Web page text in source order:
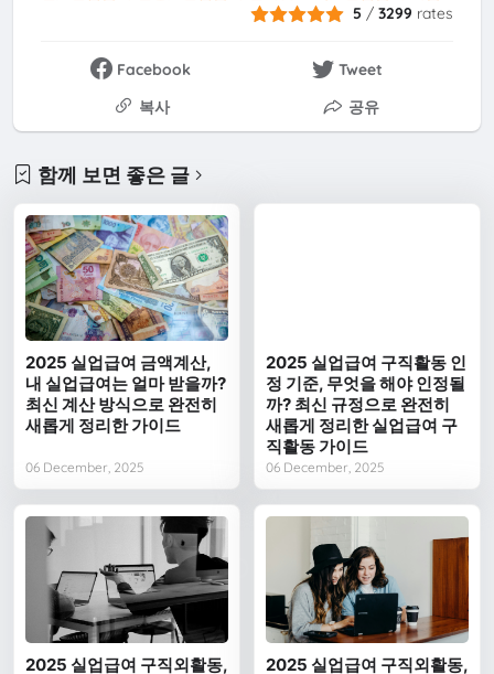
5 /3299 rates
Facebook
Tweet
복사
공유
함께 보면 좋은 글
2025 실업급여 금액계산,
내 실업급여는 얼마 받을까?
최신 계산 방식으로 완전히
새롭게 정리한 가이드
06 December, 2025
2025 실업급여 구직활동 인
정 기준, 무엇을 해야 인정될
까? 최신 규정으로 완전히
새롭게 정리한 실업급여 구
직활동 가이드
06 December, 2025
2025 실업급여 구직외활동, 2025 실업급여 구직외활동,